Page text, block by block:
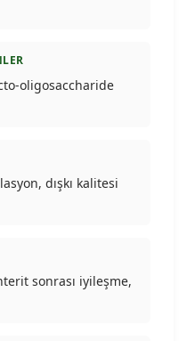
oligosaccharide
dışkı kalitesi
sonrası iyileşme,